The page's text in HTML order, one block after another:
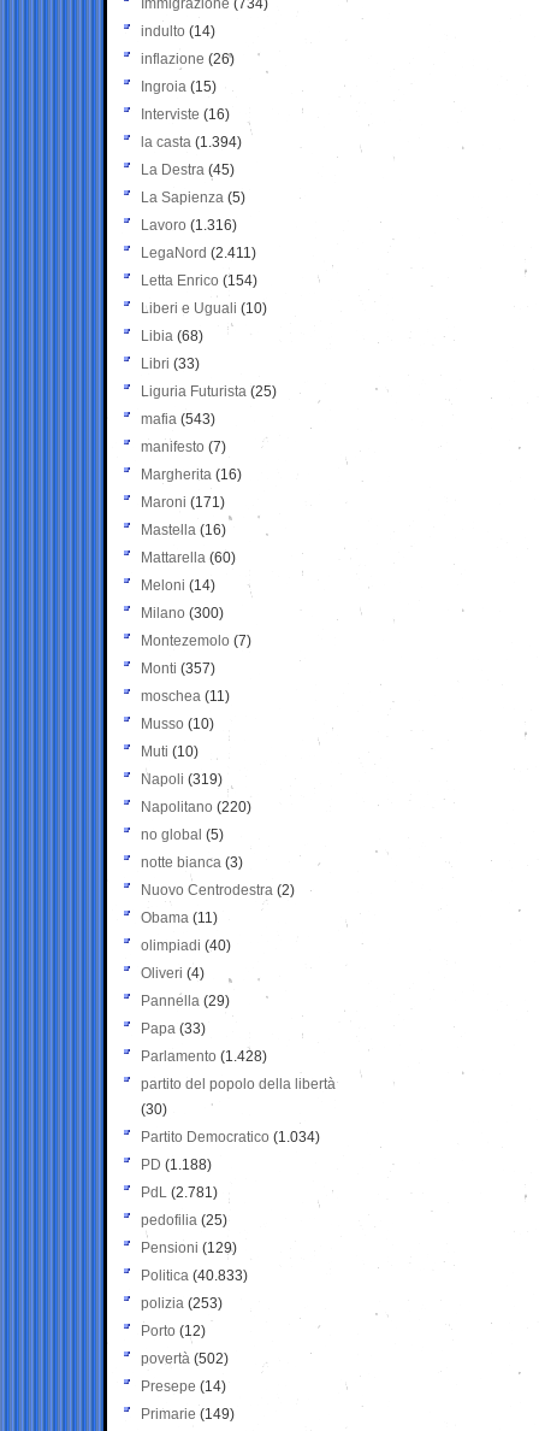
Immigrazione (734)
indulto (14)
inflazione (26)
Ingroia (15)
Interviste (16)
la casta (1.394)
La Destra (45)
La Sapienza (5)
Lavoro (1.316)
LegaNord (2.411)
Letta Enrico (154)
Liberi e Uguali (10)
Libia (68)
Libri (33)
Liguria Futurista (25)
mafia (543)
manifesto (7)
Margherita (16)
Maroni (171)
Mastella (16)
Mattarella (60)
Meloni (14)
Milano (300)
Montezemolo (7)
Monti (357)
moschea (11)
Musso (10)
Muti (10)
Napoli (319)
Napolitano (220)
no global (5)
notte bianca (3)
Nuovo Centrodestra (2)
Obama (11)
olimpiadi (40)
Oliveri (4)
Pannella (29)
Papa (33)
Parlamento (1.428)
partito del popolo della libertà
(30)
Partito Democratico (1.034)
PD (1.188)
PdL (2.781)
pedofilia (25)
Pensioni (129)
Politica (40.833)
polizia (253)
Porto (12)
povertà (502)
Presepe (14)
Primarie (149)